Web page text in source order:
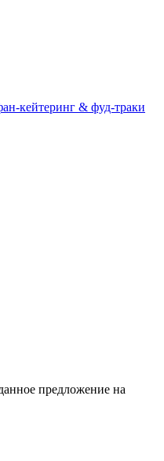
кейтеринг & фуд-траки
предложение на